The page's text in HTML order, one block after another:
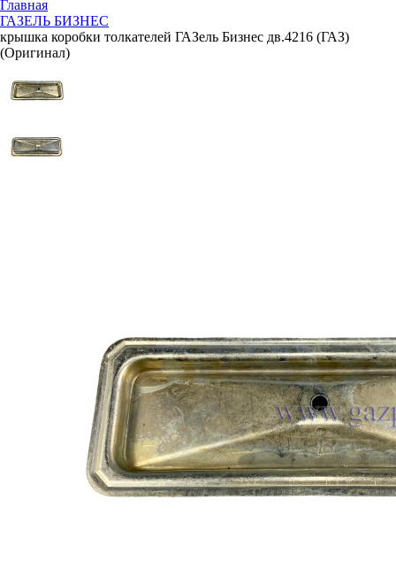
Главная
ГАЗЕЛЬ БИЗНЕС
крышка коробки толкателей ГАЗель Бизнес дв.4216 (ГАЗ)
(Оригинал)